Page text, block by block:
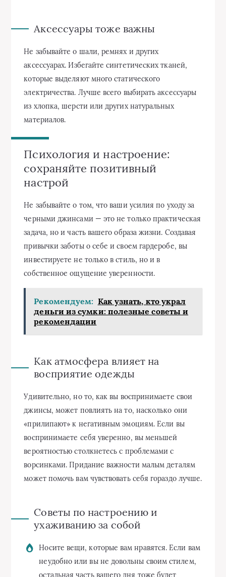
Аксессуары тоже важны
Не забывайте о шали, ремнях и других
аксессуарах. Избегайте синтетических тканей,
которые выделяют много статического
электричества. Лучше всего выбирать аксессуары
из хлопка, шерсти или других натуральных
материалов.
Психология и настроение:
сохраняйте позитивный
настрой
Не забывайте о том, что ваши усилия по уходу за
черными джинсами — это не только практическая
задача, но и часть вашего образа жизни. Создавая
привычки заботы о себе и своем гардеробе, вы
инвестируете не только в стиль, но и в
собственное ощущение уверенности.
Рекомендуем: Как узнать, кто украл
деньги из сумки: полезные советы и
рекомендации
Как атмосфера влияет на
восприятие одежды
Удивительно, но то, как вы воспринимаете свои
джинсы, может повлиять на то, насколько они
«прилипают» к негативным эмоциям. Если вы
воспринимаете себя уверенно, вы меньшей
вероятностью столкнетесь с проблемами с
ворсинками. Придание важности малым деталям
может помочь вам чувствовать себя гораздо лучше.
Советы по настроению и
ухаживанию за собой
Носите вещи, которые вам нравятся. Если вам
неудобно или вы не довольны своим стилем,
остальная часть вашего дня тоже будет